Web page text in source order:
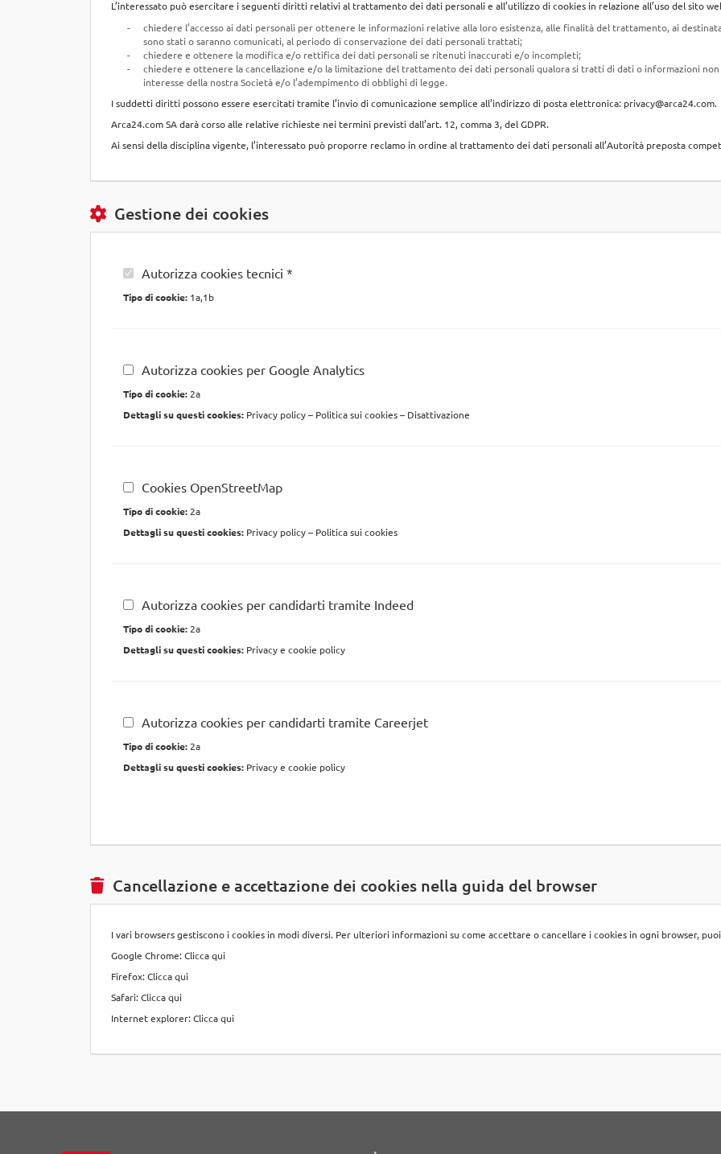
L’interessato può esercitare i seguenti diritti relativi al trattamento dei dati personali e all’utilizzo di cookies in relazione all’uso del sito
chiedere l’accesso ai dati personali per ottenere le informazioni relative alla loro esistenza, alle finalità del trattamento, ai
sono stati o saranno comunicati, al periodo di conservazione dei dati personali trattati;
chiedere e ottenere la modifica e/o rettifica dei dati personali se ritenuti inaccurati e/o incompleti;
chiedere e ottenere la cancellazione e/o la limitazione del trattamento dei dati personali qualora si tratti di dati o informazioni
interesse della nostra Società e/o l’adempimento di obblighi di legge.
I suddetti diritti possono essere esercitati tramite l’invio di comunicazione semplice all’indirizzo di posta elettronica: privacy@arca24.com.
Arca24.com SA darà corso alle relative richieste nei termini previsti dall’art. 12, comma 3, del GDPR.
Ai sensi della disciplina vigente, l’interessato può proporre reclamo in ordine al trattamento dei dati personali all’Autorità preposta
Gestione dei cookies
Autorizza cookies tecnici *
Tipo di cookie: 1a,1b
Autorizza cookies per Google Analytics
Tipo di cookie: 2a
Dettagli su questi cookies: Privacy policy – Politica sui cookies – Disattivazione
Cookies OpenStreetMap
Tipo di cookie: 2a
Dettagli su questi cookies: Privacy policy – Politica sui cookies
Autorizza cookies per candidarti tramite Indeed
Tipo di cookie: 2a
Dettagli su questi cookies: Privacy e cookie policy
Autorizza cookies per candidarti tramite Careerjet
Tipo di cookie: 2a
Dettagli su questi cookies: Privacy e cookie policy
Cancellazione e accettazione dei cookies nella guida del browser
I vari browsers gestiscono i cookies in modi diversi. Per ulteriori informazioni su come accettare o cancellare i cookies in ogni browser,
Google Chrome: Clicca qui
Firefox: Clicca qui
Safari: Clicca qui
Internet explorer: Clicca qui